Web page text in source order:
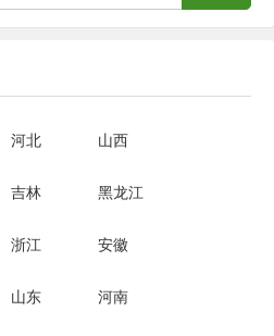
河北 山西
吉林 黑龙江
浙江 安徽
山东 河南